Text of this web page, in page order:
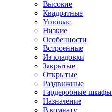
Высокие
Квадратные
Угловые
Низкие
Особенности
Встроенные
Из кладовки
Закрытые
Открытые
Раздвижные
Гардеробные шкафы
Назначение
В комнату